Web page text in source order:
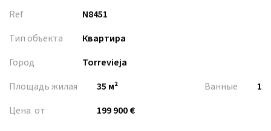
Ref
N8451
Тип объекта
Квартира
Город
Torrevieja
Площадь жилая
35 м²
Цена от
199 900 €
Ванные 1